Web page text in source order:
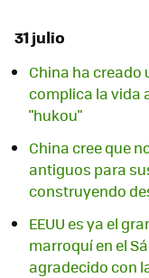
31 julio
China ha creado
complica la vida
"hukou"
China cree que
antiguos para
construyendo
EEUU es ya el
marroquí en el
agradecido con